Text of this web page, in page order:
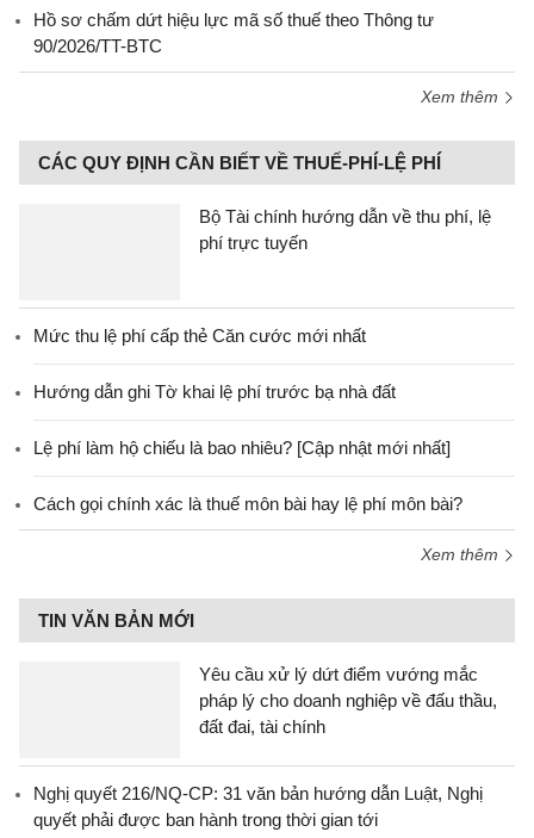
Hồ sơ chấm dứt hiệu lực mã số thuế theo Thông tư
90/2026/TT-BTC
Xem thêm
CÁC QUY ĐỊNH CẦN BIẾT VỀ THUẾ-PHÍ-LỆ PHÍ
Bộ Tài chính hướng dẫn về thu phí, lệ
phí trực tuyến
Mức thu lệ phí cấp thẻ Căn cước mới nhất
Hướng dẫn ghi Tờ khai lệ phí trước bạ nhà đất
Lệ phí làm hộ chiếu là bao nhiêu? [Cập nhật mới nhất]
Cách gọi chính xác là thuế môn bài hay lệ phí môn bài?
Xem thêm
TIN VĂN BẢN MỚI
Yêu cầu xử lý dứt điểm vướng mắc
pháp lý cho doanh nghiệp về đấu thầu,
đất đai, tài chính
Nghị quyết 216/NQ-CP: 31 văn bản hướng dẫn Luật, Nghị
quyết phải được ban hành trong thời gian tới